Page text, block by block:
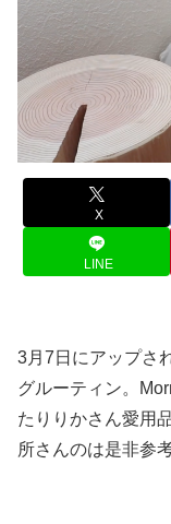
X
LINE
3月7日にアップさ
グルーティン。
たりりかさん愛用
所さんのは是非参